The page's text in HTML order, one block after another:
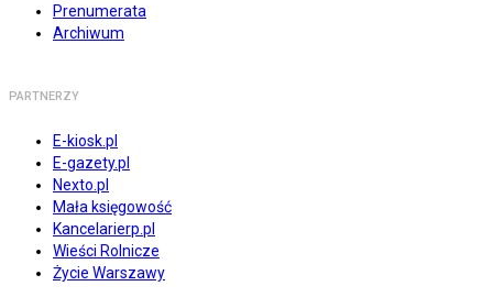
Prenumerata
Archiwum
PARTNERZY
E-kiosk.pl
E-gazety.pl
Nexto.pl
Mała księgowość
Kancelarierp.pl
Wieści Rolnicze
Życie Warszawy